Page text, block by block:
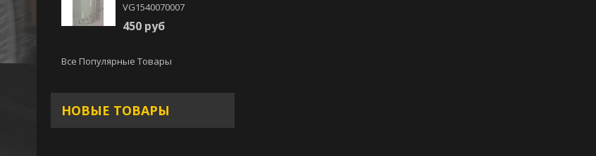
VG1540070007
450 руб
Все Популярные Товары
НОВЫЕ ТОВАРЫ